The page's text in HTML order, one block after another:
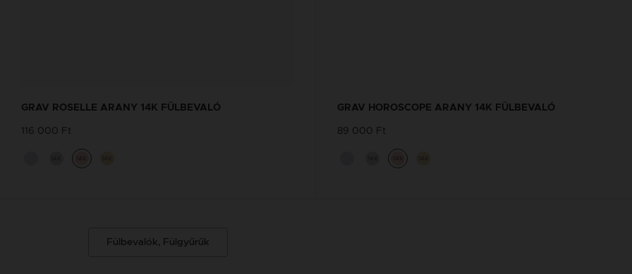
GRAV ROSELLE ARANY 14K FÜLBEVALÓ
116 000 Ft
GRAV HOROSCOPE ARANY 14K FÜLBEVALÓ
89 000 Ft
Fülbevalók, Fülgyűrűk